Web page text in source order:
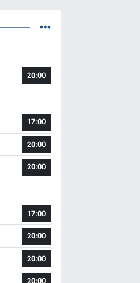
20:00
17:00
20:00
20:00
17:00
20:00
20:00
20:00